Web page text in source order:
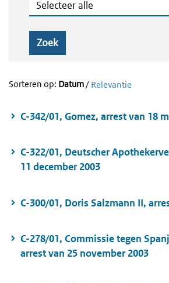
Zoek
Sorteren op: Datum/ Relevantie
C-342/01, Gomez, arrest van 18
C-322/01, Deutscher
11 december 2003
C-300/01, Doris Salzmann II,
C-278/01, Commissie tegen
arrest van 25 november 2003